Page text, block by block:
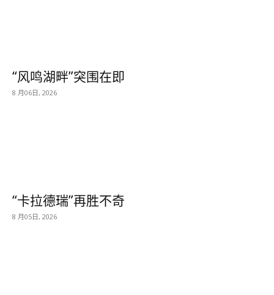
“风鸣湖畔”突围在即
8 月06日, 2026
“卡拉德瑞”再胜不奇
8 月05日, 2026